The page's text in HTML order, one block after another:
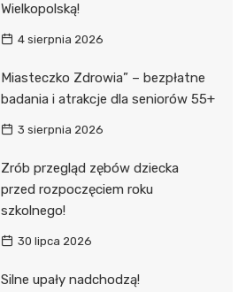
Wielkopolską!
4 sierpnia 2026
Miasteczko Zdrowia” – bezpłatne
badania i atrakcje dla seniorów 55+
3 sierpnia 2026
Zrób przegląd zębów dziecka
przed rozpoczęciem roku
szkolnego!
30 lipca 2026
Silne upały nadchodzą!